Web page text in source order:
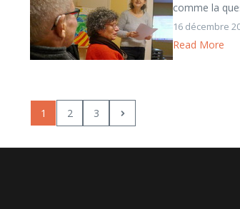
comme la
16 décembre
Read More
1 2 3